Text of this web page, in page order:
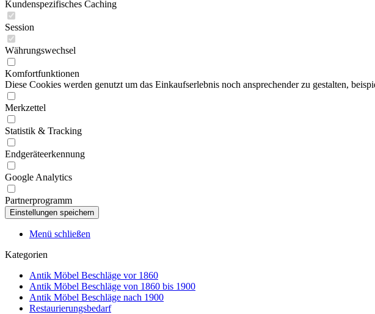
Kundenspezifisches Caching
Session
Währungswechsel
Komfortfunktionen
Diese Cookies werden genutzt um das Einkaufserlebnis noch ansprechender zu gestalten,
Merkzettel
Statistik & Tracking
Endgeräteerkennung
Google Analytics
Partnerprogramm
Menü schließen
Kategorien
Antik Möbel Beschläge vor 1860
Antik Möbel Beschläge von 1860 bis 1900
Antik Möbel Beschläge nach 1900
Restaurierungsbedarf